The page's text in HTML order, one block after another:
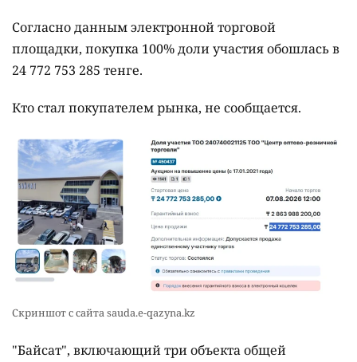
Согласно данным электронной торговой
площадки, покупка 100% доли участия обошлась в
24 772 753 285 тенге.
Кто стал покупателем рынка, не сообщается.
Скриншот с сайта sauda.e-qazyna.kz
"Байсат", включающий три объекта общей